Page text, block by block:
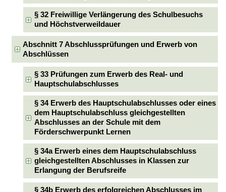
§ 32 Freiwillige Verlängerung des Schulbesuchs
und Höchstverweildauer
Abschnitt 7 Abschlussprüfungen und Erwerb von
Abschlüssen
§ 33 Prüfungen zum Erwerb des Real- und
Hauptschulabschlusses
§ 34 Erwerb des Hauptschulabschlusses oder eines
dem Hauptschulabschluss gleichgestellten
Abschlusses an der Schule mit dem
Förderschwerpunkt Lernen
§ 34a Erwerb eines dem Hauptschulabschluss
gleichgestellten Abschlusses in Klassen zur
Erlangung der Berufsreife
§ 34b Erwerb des erfolgreichen Abschlusses im